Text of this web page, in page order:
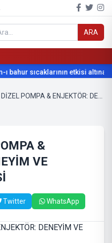
ARA
bahur sıcaklarının etkisi altına
&
VE
Twitter WhatsApp